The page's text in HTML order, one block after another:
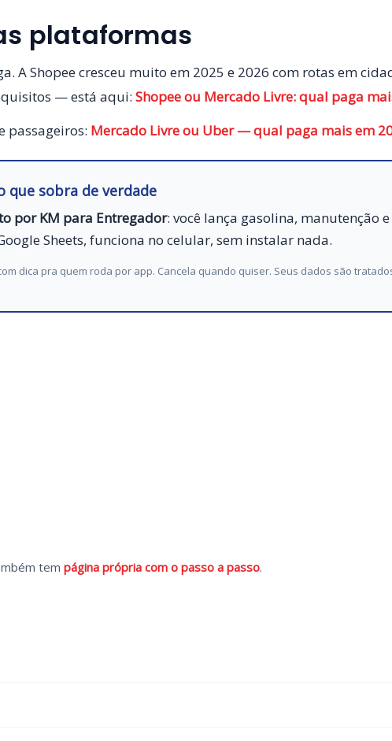
plataformas
A Shopee cresceu muito em 2025 e 2026 com rotas em
— está aqui: Shopee ou Mercado Livre: qual paga
passageiros: Mercado Livre ou Uber — qual paga mais em
que sobra de verdade
por KM para Entregador: você lança gasolina, manutenção
Sheets, funciona no celular, sem instalar nada.
dica pra quem roda por app. Cancela quando quiser. Seus dados são
tem página própria com o passo a passo.